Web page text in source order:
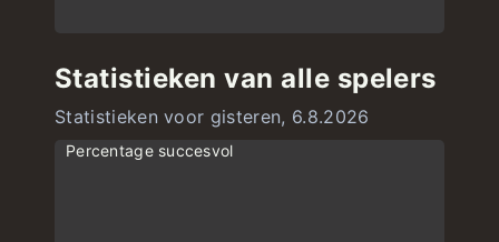
Statistieken van alle spelers
Statistieken voor gisteren, 6.8.2026
Percentage succesvol